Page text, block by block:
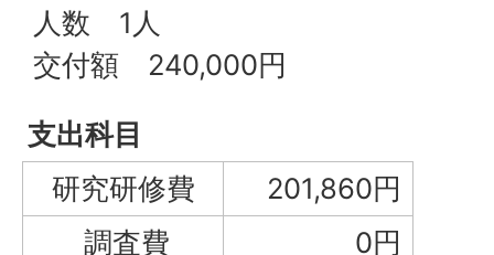
人数 1人
交付額 240,000円
支出科目
研究研修費
201,860円
調査費
0円